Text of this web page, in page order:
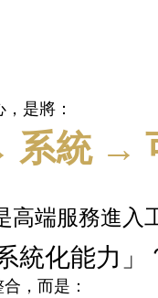
是將：
系統 →
高端服務進入
統化能力」
，而是：